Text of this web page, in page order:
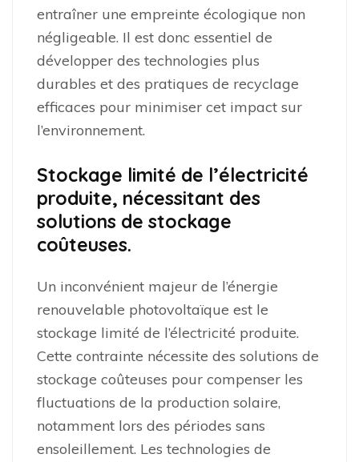
entraîner une empreinte écologique non
négligeable. Il est donc essentiel de
développer des technologies plus
durables et des pratiques de recyclage
efficaces pour minimiser cet impact sur
l’environnement.
Stockage limité de l’électricité
produite, nécessitant des
solutions de stockage
coûteuses.
Un inconvénient majeur de l’énergie
renouvelable photovoltaïque est le
stockage limité de l’électricité produite.
Cette contrainte nécessite des solutions de
stockage coûteuses pour compenser les
fluctuations de la production solaire,
notamment lors des périodes sans
ensoleillement. Les technologies de